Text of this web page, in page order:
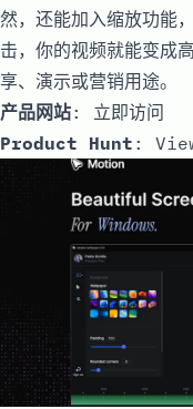
然，还能加入缩放功能
击，你的视频就能变成
享、演示或营销用途。
产品网站: 立即访问
Product Hunt :